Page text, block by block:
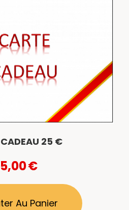
25 €
€
Au Panier